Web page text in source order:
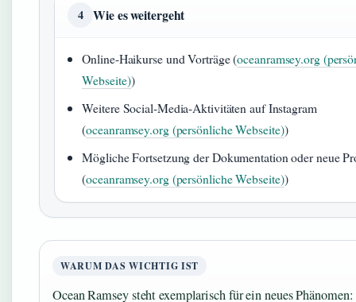
4 Wie es weitergeht
Online-Haikurse und Vorträge (oceanramsey.org
Webseite))
Weitere Social-Media-Aktivitäten auf Instagram
(oceanramsey.org (persönliche Webseite))
Mögliche Fortsetzung der Dokumentation oder neue
(oceanramsey.org (persönliche Webseite))
WARUM DAS WICHTIG IST
Ocean Ramsey steht exemplarisch für ein neues Phänomen: